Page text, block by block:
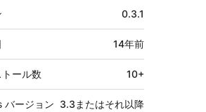
0.3.1
14年前
ール数 10+
バージョン 3.3またはそれ以降